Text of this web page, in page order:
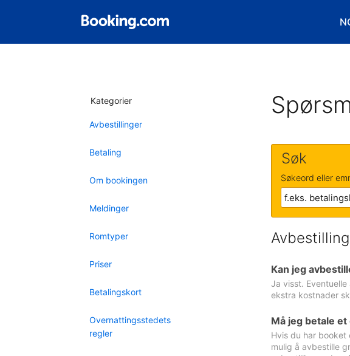
Kategorier
Avbestillinger
Betaling
Om bookingen
Meldinger
Romtyper
Priser
Betalingskort
Overnattingsstedets
regler
Søk
Søkeord eller
Kan jeg
Ja visst.
ekstra kostnader
Må jeg betale
Hvis du har
mulig å avbestille